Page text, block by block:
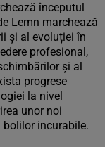
începutul
Lemn marchează
și al evoluției în
profesional,
și al
progrese
la nivel
unor noi
incurabile.